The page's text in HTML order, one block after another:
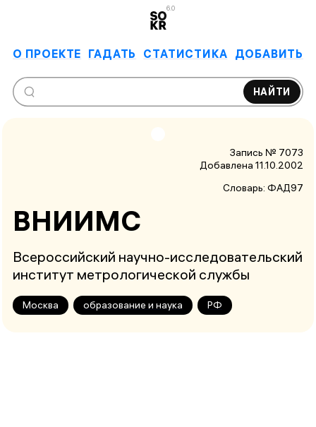
6.0
О ПРОЕКТЕ ГАДАТЬ СТАТИСТИКА ДОБАВИТЬ
НАЙТИ
Запись № 7073
Добавлена 11.10.2002
Словарь: ФАД97
ВНИИМС
Всероссийский научно-исследовательский
институт метрологической службы
Москва образование и наука РФ